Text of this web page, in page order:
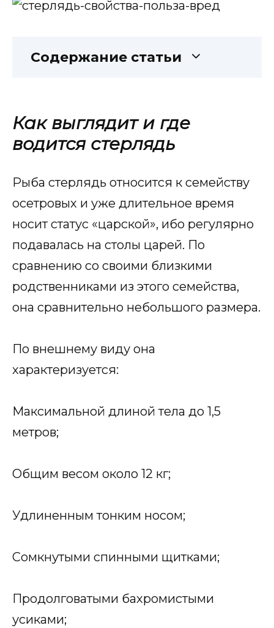
Содержание статьи
Как выглядит и где
водится стерлядь
Рыба стерлядь относится к семейству
осетровых и уже длительное время
носит статус «царской», ибо регулярно
подавалась на столы царей. По
сравнению со своими близкими
родственниками из этого семейства,
она сравнительно небольшого размера.
По внешнему виду она
характеризуется:
Максимальной длиной тела до 1,5
метров;
Общим весом около 12 кг;
Удлиненным тонким носом;
Сомкнутыми спинными щитками;
Продолговатыми бахромистыми
усиками;